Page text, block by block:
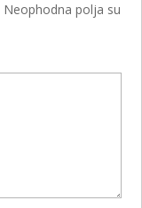
Neophodna polja su